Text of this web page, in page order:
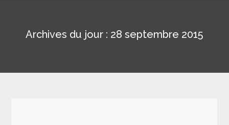
Archives du jour : 28 septembre 2015